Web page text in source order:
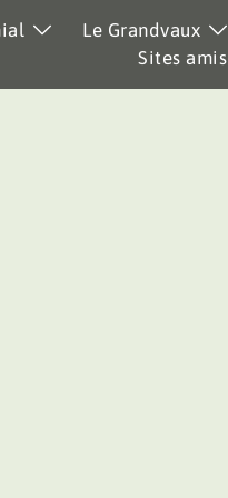
Le Grandvaux
Sites amis